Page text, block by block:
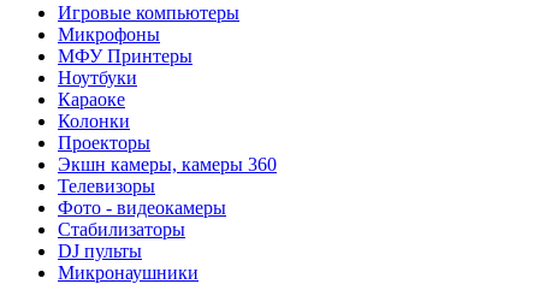
Игровые компьютеры
Микрофоны
МФУ Принтеры
Ноутбуки
Караоке
Колонки
Проекторы
Экшн камеры, камеры 360
Телевизоры
Фото - видеокамеры
Стабилизаторы
DJ пульты
Микронаушники